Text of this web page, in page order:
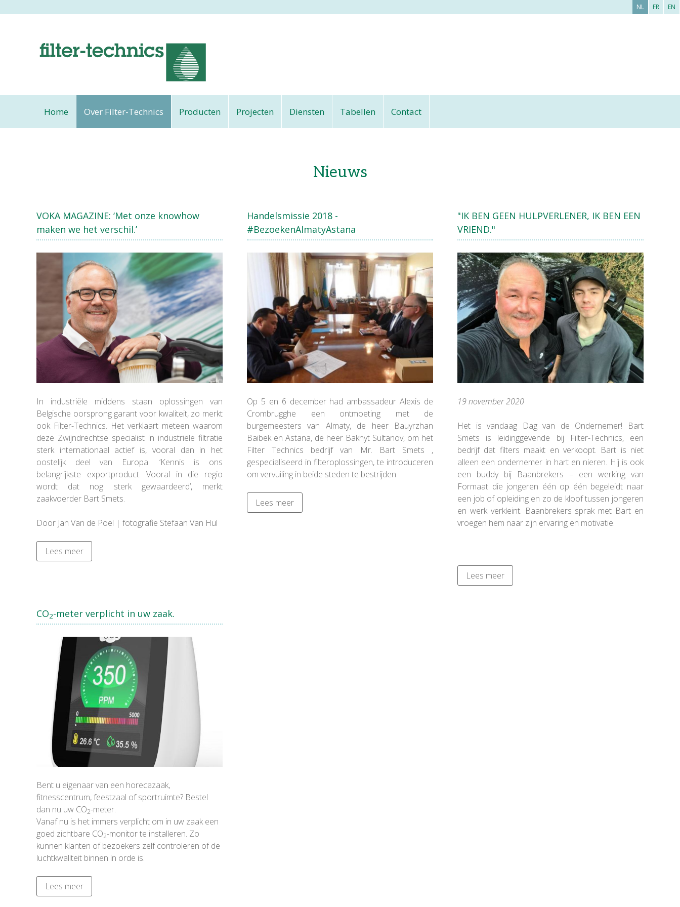
NL FR EN
Home Over Filter-Technics Producten Projecten Diensten Tabellen Contact
Nieuws
VOKA MAGAZINE: ‘Met onze knowhow
maken we het verschil.’
In industriële middens staan oplossingen van
Belgische oorsprong garant voor kwaliteit, zo merkt
ook Filter-Technics. Het verklaart meteen waarom
deze Zwijndrechtse specialist in industriële filtratie
sterk internationaal actief is, vooral dan in het
oostelijk deel van Europa. ‘Kennis is ons
belangrijkste exportproduct. Vooral in die regio
wordt dat nog sterk gewaardeerd’, merkt
zaakvoerder Bart Smets.
Door Jan Van de Poel | fotografie Stefaan Van Hul
Lees meer
Handelsmissie 2018 -
#BezoekenAlmatyAstana
Op 5 en 6 december had ambassadeur Alexis de
Crombrugghe een ontmoeting met de
burgemeesters van Almaty, de heer Bauyrzhan
Baibek en Astana, de heer Bakhyt Sultanov, om het
Filter Technics bedrijf van Mr. Bart Smets ,
gespecialiseerd in filteroplossingen, te introduceren
om vervuiling in beide steden te bestrijden.
Lees meer
"IK BEN GEEN HULPVERLENER, IK BEN EEN
VRIEND."
19 november 2020
Het is vandaag Dag van de Ondernemer! Bart
Smets is leidinggevende bij Filter-Technics, een
bedrijf dat filters maakt en verkoopt. Bart is niet
alleen een ondernemer in hart en nieren. Hij is ook
een buddy bij Baanbrekers – een werking van
Formaat die jongeren één op één begeleidt naar
een job of opleiding en zo de kloof tussen jongeren
en werk verkleint. Baanbrekers sprak met Bart en
vroegen hem naar zijn ervaring en motivatie.
Lees meer
CO2-meter verplicht in uw zaak.
Bent u eigenaar van een horecazaak,
fitnesscentrum, feestzaal of sportruimte? Bestel
dan nu uw CO2-meter.
Vanaf nu is het immers verplicht om in uw zaak een
goed zichtbare CO2-monitor te installeren. Zo
kunnen klanten of bezoekers zelf controleren of de
luchtkwaliteit binnen in orde is.
Lees meer